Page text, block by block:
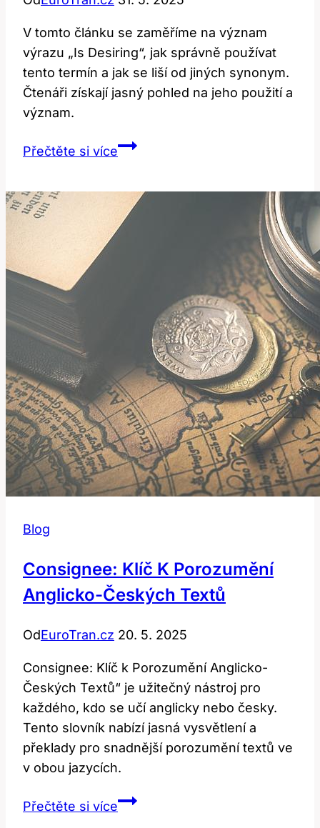
V tomto článku se zaměříme na význam
výrazu „Is Desiring“, jak správně používat
tento termín a jak se liší od jiných synonym.
Čtenáři získají jasný pohled na jeho použití a
význam.
Přečtěte si víceIs
Správně
Používat
Blog
Consignee: Klíč K Porozumění
Anglicko-Českých Textů
OdEuroTran.cz 20. 5. 2025
Consignee: Klíč k Porozumění Anglicko-
Českých Textů“ je užitečný nástroj pro
každého, kdo se učí anglicky nebo česky.
Tento slovník nabízí jasná vysvětlení a
překlady pro snadnější porozumění textů ve
v obou jazycích.
Přečtěte si víceConsignee: